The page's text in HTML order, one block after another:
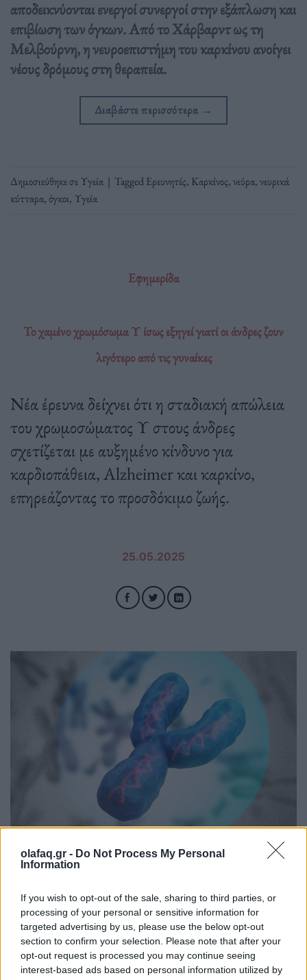
olafaq.gr - Do Not Process My Personal
Information
If you wish to opt-out of the sale, sharing to third parties, or
processing of your personal or sensitive information for
targeted advertising by us, please use the below opt-out
section to confirm your selection. Please note that after your
opt-out request is processed you may continue seeing
interest-based ads based on personal information utilized by
αποδεικνύονται ενεργοί συνεργοί στην εξάπλωση και
επιβίωση των όγκων. Από το Χάρβαρντ ως τη
Μελβούρνη, η νευροεπιστήμη του καρκίνου ανοίγει
νέους δρόμους στη θεραπεία.
Διαβάστε περισσότερα →
Δημοσιεύθηκε σεΥγεία | TaggedΕρευνητές, Καρκίνος,νεύρα,νευρικά
κύτταρα,όγκοι, Υγεία
Εφημερίδα
Το χαμένο χρωμόσωμα Υ ίσως εξηγεί γιατί οι άνδρες ζουν
λιγότερο από τις γυναίκες
Νέα έρευνα δείχνει ότι η σταδιακή απώλεια
του χρωμοσώματος Υ στους άνδρες
σχετίζεται με αυξημένο κίνδυνο για
καρδιοπάθεια, Alzheimer και καρκίνο,
επηρεάζοντας το προσδόκιμο ζωής.
25.05.2025
Νέα έρευνα δείχνει ότι η σταδιακή απώλεια του
χρωμοσώματος Υ στους άνδρες σχετίζεται με
αυξημένο κίνδυνο για καρδιοπάθεια, Alzheimer και
καρκίνο, επηρεάζοντας το προσδόκιμο ζωής.
Διαβάστε περισσότερα→